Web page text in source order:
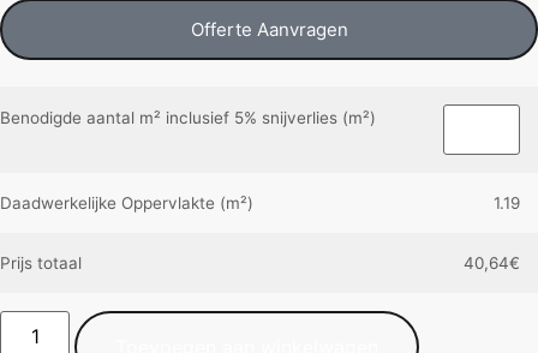
Offerte Aanvragen
Benodigde aantal m² inclusief 5% snijverlies (m²)
Daadwerkelijke Oppervlakte (m²) 1.19
Prijs totaal €
40,64